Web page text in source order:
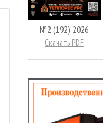
№2 (192) 2026
Скачать PDF